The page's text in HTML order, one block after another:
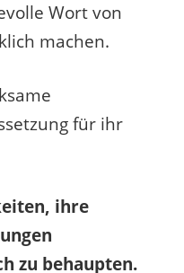
Wort von
machen.
für ihr
ihre
zu behaupten.